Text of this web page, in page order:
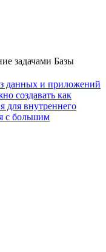
задачами Базы
данных и приложений
создавать как
для внутреннего
с большим